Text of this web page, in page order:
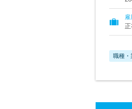
雇
正
職種・